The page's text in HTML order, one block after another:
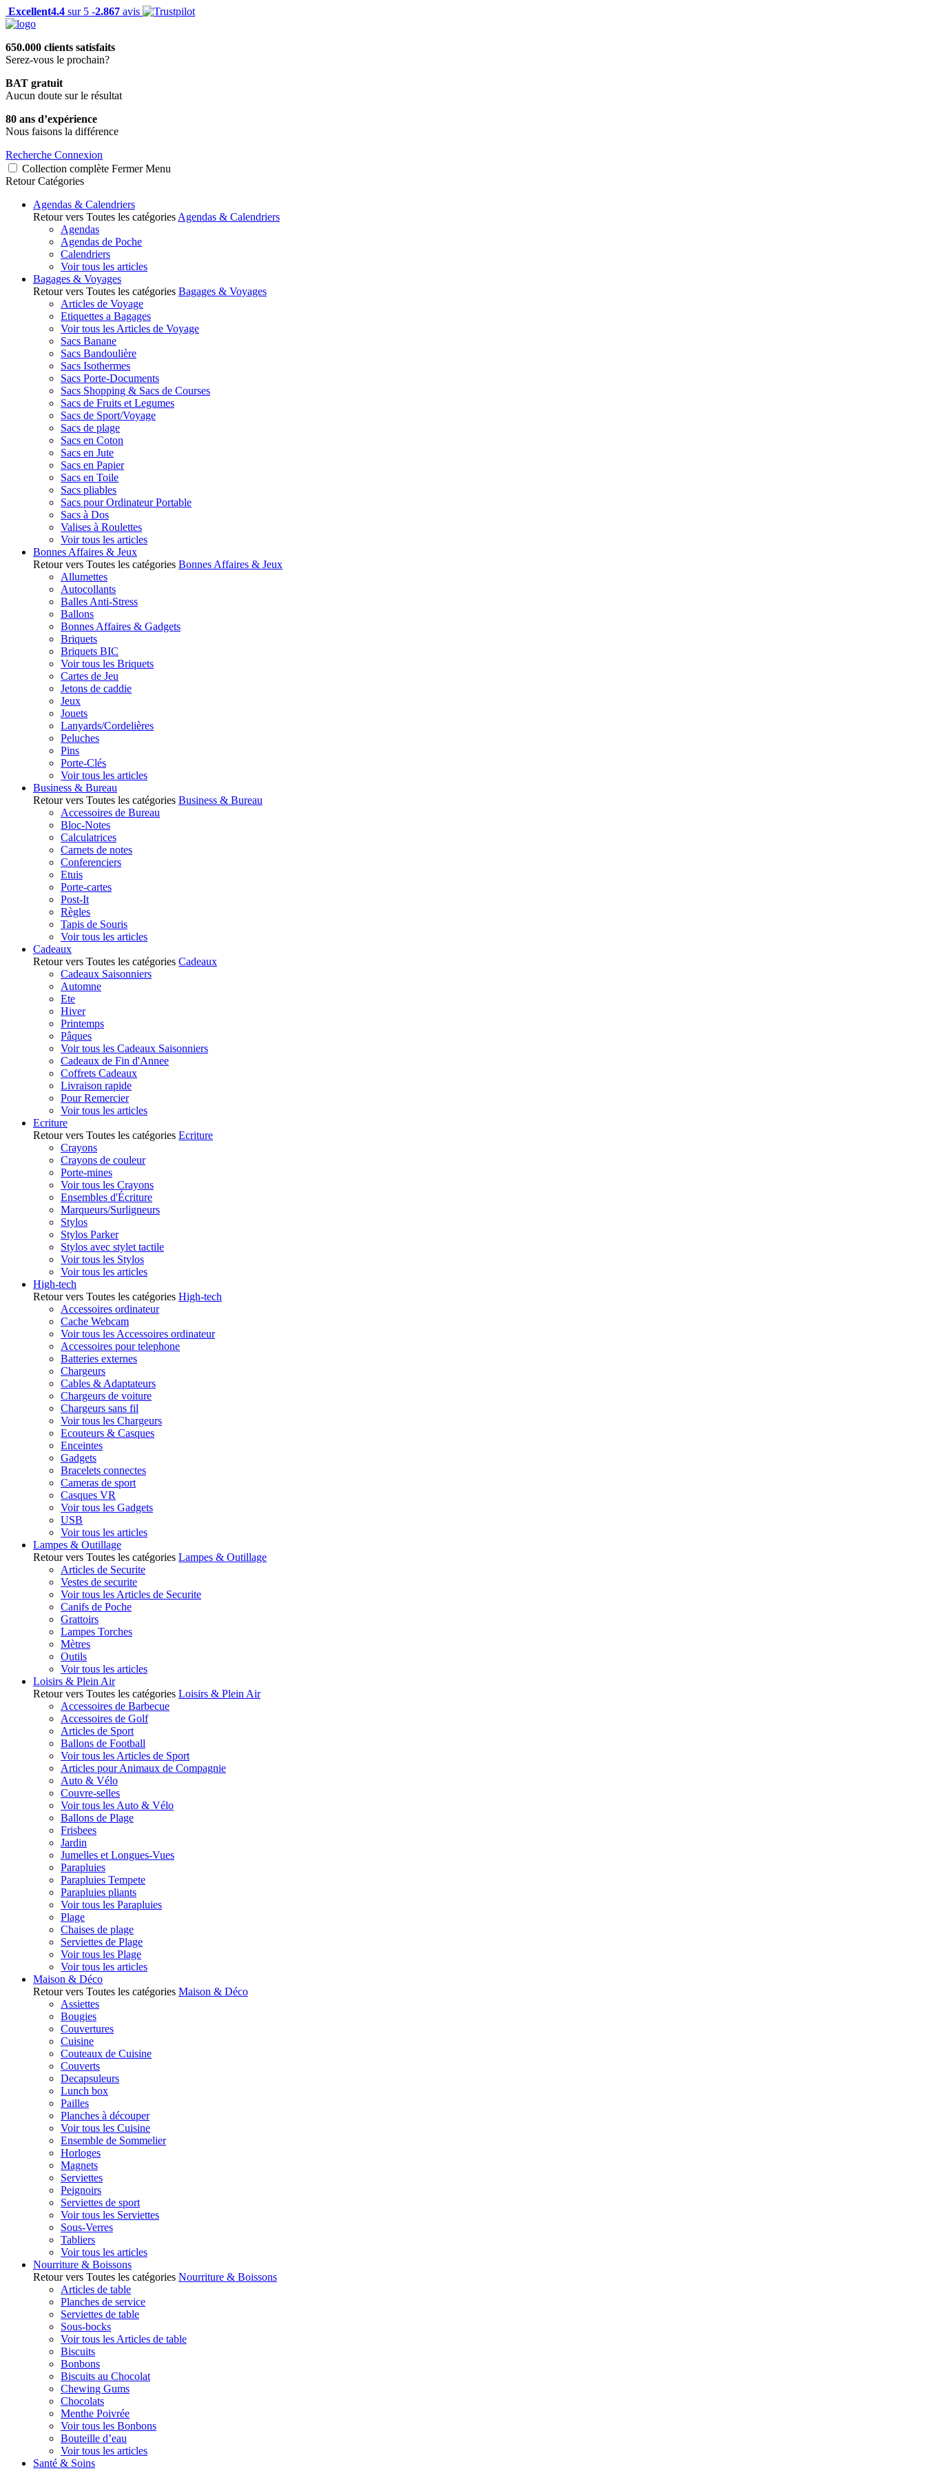
Excellent4.4 sur 5 -2.867 avis
650.000 clients satisfaits
Serez-vous le prochain?
BAT gratuit
Aucun doute sur le résultat
80 ans d’expérience
Nous faisons la différence
Recherche Connexion
Collection complète Fermer Menu
Retour Catégories
Agendas & Calendriers
Retour vers Toutes les catégories Agendas & Calendriers
Agendas
Agendas de Poche
Calendriers
Voir tous les articles
Bagages & Voyages
Retour vers Toutes les catégories Bagages & Voyages
Articles de Voyage
Etiquettes a Bagages
Voir tous les Articles de Voyage
Sacs Banane
Sacs Bandoulière
Sacs Isothermes
Sacs Porte-Documents
Sacs Shopping & Sacs de Courses
Sacs de Fruits et Legumes
Sacs de Sport/Voyage
Sacs de plage
Sacs en Coton
Sacs en Jute
Sacs en Papier
Sacs en Toile
Sacs pliables
Sacs pour Ordinateur Portable
Sacs à Dos
Valises à Roulettes
Voir tous les articles
Bonnes Affaires & Jeux
Retour vers Toutes les catégories Bonnes Affaires & Jeux
Allumettes
Autocollants
Balles Anti-Stress
Ballons
Bonnes Affaires & Gadgets
Briquets
Briquets BIC
Voir tous les Briquets
Cartes de Jeu
Jetons de caddie
Jeux
Jouets
Lanyards/Cordelières
Peluches
Pins
Porte-Clés
Voir tous les articles
Business & Bureau
Retour vers Toutes les catégories Business & Bureau
Accessoires de Bureau
Bloc-Notes
Calculatrices
Carnets de notes
Conferenciers
Etuis
Porte-cartes
Post-It
Règles
Tapis de Souris
Voir tous les articles
Cadeaux
Retour vers Toutes les catégories Cadeaux
Cadeaux Saisonniers
Automne
Ete
Hiver
Printemps
Pâques
Voir tous les Cadeaux Saisonniers
Cadeaux de Fin d'Annee
Coffrets Cadeaux
Livraison rapide
Pour Remercier
Voir tous les articles
Ecriture
Retour vers Toutes les catégories Ecriture
Crayons
Crayons de couleur
Porte-mines
Voir tous les Crayons
Ensembles d'Écriture
Marqueurs/Surligneurs
Stylos
Stylos Parker
Stylos avec stylet tactile
Voir tous les Stylos
Voir tous les articles
High-tech
Retour vers Toutes les catégories High-tech
Accessoires ordinateur
Cache Webcam
Voir tous les Accessoires ordinateur
Accessoires pour telephone
Batteries externes
Chargeurs
Cables & Adaptateurs
Chargeurs de voiture
Chargeurs sans fil
Voir tous les Chargeurs
Ecouteurs & Casques
Enceintes
Gadgets
Bracelets connectes
Cameras de sport
Casques VR
Voir tous les Gadgets
USB
Voir tous les articles
Lampes & Outillage
Retour vers Toutes les catégories Lampes & Outillage
Articles de Securite
Vestes de securite
Voir tous les Articles de Securite
Canifs de Poche
Grattoirs
Lampes Torches
Mètres
Outils
Voir tous les articles
Loisirs & Plein Air
Retour vers Toutes les catégories Loisirs & Plein Air
Accessoires de Barbecue
Accessoires de Golf
Articles de Sport
Ballons de Football
Voir tous les Articles de Sport
Articles pour Animaux de Compagnie
Auto & Vélo
Couvre-selles
Voir tous les Auto & Vélo
Ballons de Plage
Frisbees
Jardin
Jumelles et Longues-Vues
Parapluies
Parapluies Tempete
Parapluies pliants
Voir tous les Parapluies
Plage
Chaises de plage
Serviettes de Plage
Voir tous les Plage
Voir tous les articles
Maison & Déco
Retour vers Toutes les catégories Maison & Déco
Assiettes
Bougies
Couvertures
Cuisine
Couteaux de Cuisine
Couverts
Decapsuleurs
Lunch box
Pailles
Planches à découper
Voir tous les Cuisine
Ensemble de Sommelier
Horloges
Magnets
Serviettes
Peignoirs
Serviettes de sport
Voir tous les Serviettes
Sous-Verres
Tabliers
Voir tous les articles
Nourriture & Boissons
Retour vers Toutes les catégories Nourriture & Boissons
Articles de table
Planches de service
Serviettes de table
Sous-bocks
Voir tous les Articles de table
Biscuits
Bonbons
Biscuits au Chocolat
Chewing Gums
Chocolats
Menthe Poivrée
Voir tous les Bonbons
Bouteille d’eau
Voir tous les articles
Santé & Soins